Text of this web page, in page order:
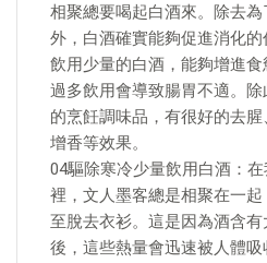
相聚總要喝起白酒來。除去
外，白酒確實能夠促進消化的
飲用少量的白酒，能夠增進食
過多飲用會導致腸胃不適。
的烹飪調味品，有很好的去腥
增香等效果。
04驅除寒冷少量飲用白酒：
裡，文人墨客總是相聚在一
至脫去衣衫。這是因為酒含
後，這些熱量會迅速被人體